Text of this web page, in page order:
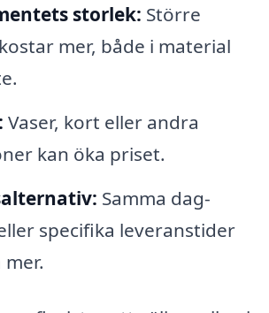
storlek: Större
mer, både i material
Vaser, kort eller andra
kan öka priset.
Samma dag-
specifika leveranstider